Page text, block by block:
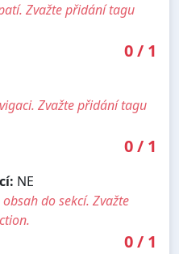
Zvažte přidání tagu
0/ 1
Zvažte přidání tagu
0/ 1
NE
do sekcí. Zvažte
0/ 1